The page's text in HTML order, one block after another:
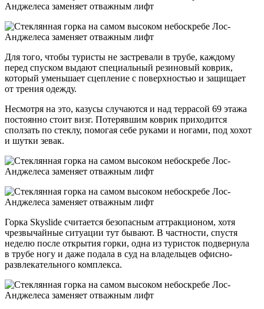
Для того, чтобы туристы не застревали в трубе, каждому
перед спуском выдают специальный резиновый коврик,
который уменьшает сцепление с поверхностью и защищает
от трения одежду.
Несмотря на это, казусы случаются и над террасой 69 этажа
постоянно стоит визг. Потерявшим коврик приходится
сползать по стеклу, помогая себе руками и ногами, под хохот
и шутки зевак.
Горка Skyslide считается безопасным аттракционом, хотя
чрезвычайные ситуации тут бывают. В частности, спустя
неделю после открытия горки, одна из туристок подвернула
в трубе ногу и даже подала в суд на владельцев офисно-
развлекательного комплекса.